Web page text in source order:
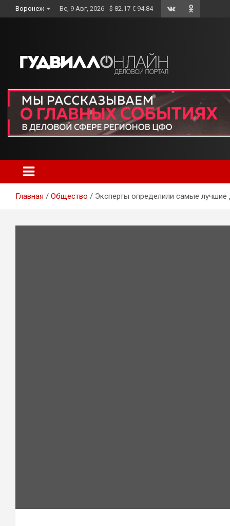
to
Воронеж Вс, 9 Авг, 2026 $ 82.17 € 94.84
Главная Общество Эксперты определили самые